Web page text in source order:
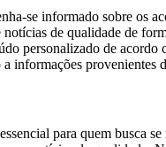
se informado sobre os
notícias de qualidade de
personalizado de acordo
a informações provenientes
para quem busca